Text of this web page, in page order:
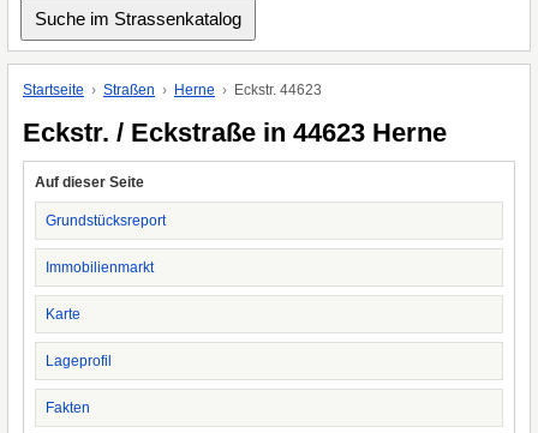
Startseite Straßen Herne Eckstr. 44623
Eckstr. / Eckstraße in 44623 Herne
Auf dieser Seite
Grundstücksreport
Immobilienmarkt
Karte
Lageprofil
Fakten